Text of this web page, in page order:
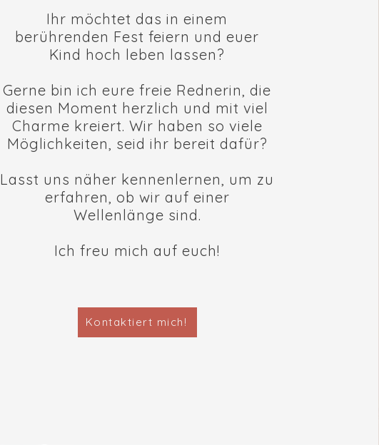
Ihr möchtet das in einem
berührenden Fest feiern und euer
Kind hoch leben lassen?
Gerne bin ich eure freie Rednerin, die
diesen Moment herzlich und mit viel
Charme kreiert. Wir haben so viele
Möglichkeiten, seid ihr bereit dafür?
Lasst uns näher kennenlernen, um zu
erfahren, ob wir auf einer
Wellenlänge sind.
Ich freu mich auf euch!
Kontaktiert mich!